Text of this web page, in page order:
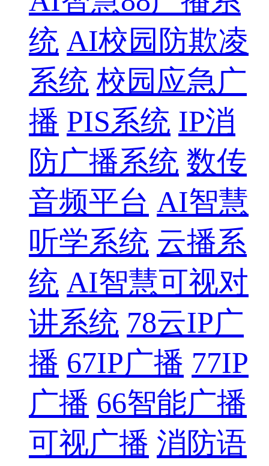
统 AI校园防欺凌
系统 校园应急广
播 PIS系统 IP消
防广播系统 数传
音频平台 AI智慧
听学系统 云播系
统 AI智慧可视对
讲系统 78云IP广
播 67IP广播 77IP
广播 66智能广播
可视广播 消防语